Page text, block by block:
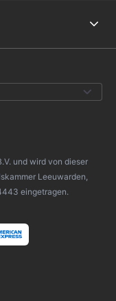
und wird von dieser
Leeuwarden,
eingetragen.